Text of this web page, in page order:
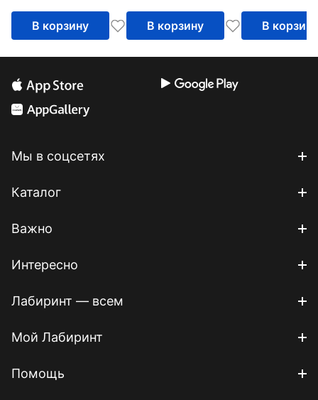
В корзину В корзину В корзину
Мы в соцсетях
Каталог
Важно
Интересно
Лабиринт — всем
Мой Лабиринт
Помощь